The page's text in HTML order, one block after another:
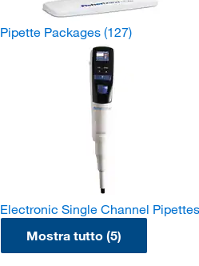
Pipette Packages (127)
Electronic Single Channel Pipettes
Mostra tutto (5)